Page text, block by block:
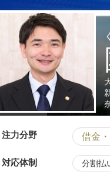
注力分野 借金
対応体制 分割払